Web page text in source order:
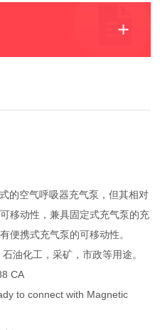
的空气呼吸器充气泵，但其相对
移动性，兼具固定式充气泵的充
便携式充气泵的可移动性。
油化工，采矿，市政等用途。
CA
to connect with Magnetic